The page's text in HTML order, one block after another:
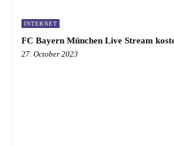
INTERNET
FC Bayern München Live Stream
27. October 2023